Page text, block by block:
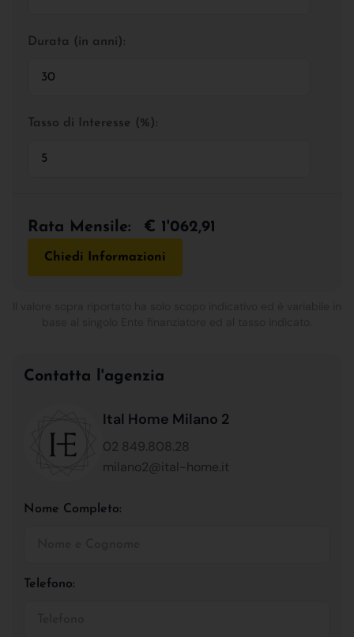
Durata (in anni):
Tasso di Interesse (%):
Rata Mensile: € 1'062,91
Chiedi Informazioni
Contatta l'agenzia
Ital Home Milano 2
02 849.808.28
milano2@ital-home.it
Nome Completo:
Telefono: